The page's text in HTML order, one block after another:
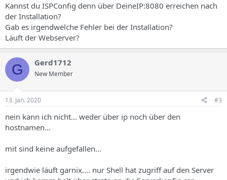
Kannst du ISPConfig denn über DeineIP:8080 erreichen nach
der Installation?
Gab es irgendwelche Fehler bei der Installation?
Läuft der Webserver?
G Gerd1712
New Member
13. Jan. 2020 #3
nein kann ich nicht... weder über ip noch über den
hostnamen…
mit sind keine aufgefallen...
irgendwie läuft garnix…. nur Shell hat zugriff auf den Server